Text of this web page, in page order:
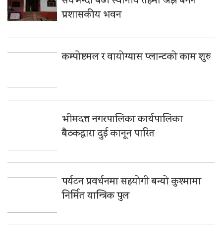
प्रशासकीय भवन
कम्पोष्टमल र वायोग्यास प्लान्टको काम शुरु
भीमदत्त नगरपालिका कार्यपालिका
बैठकद्वारा दुई कानून पारित
पर्यटन प्रवर्धनमा सहयोगी बन्यो कुश्मामा
निर्मित यान्त्रिक पुल